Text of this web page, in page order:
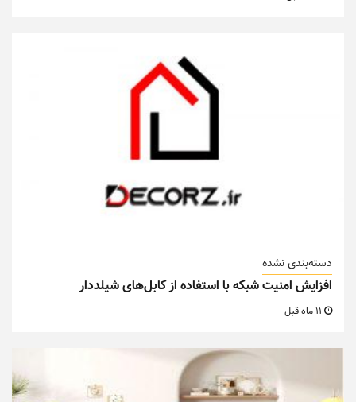
دسته‌بندی نشده
افزایش امنیت شبکه با استفاده از کابل‌های شیلددار